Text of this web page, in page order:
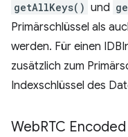
getAllKeys() und
Primärschlüssel als
werden. Für einen
zusätzlich zum
Indexschlüssel des
WebRTC